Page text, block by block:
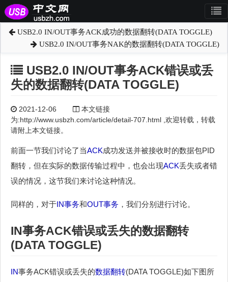
USB2.0 IN/OUT事务ACK成功的数据翻转(DATA TOGGLE)
USB2.0 IN/OUT事务NAK的数据翻转(DATA TOGGLE)
USB2.0 IN/OUT事务ACK错误或丢
失的数据翻转(DATA TOGGLE)
2021-12-06
本文链接
为:http://www.usbzh.com/article/detail-707.html ,欢迎转载，转载
请附上本文链接。
前面一节我们讨论了当ACK成功发送并被接收时的数据包PID
翻转，但在实际的数据传输过程中，也会出现ACK丢失或者错
误的情况，这节我们来讨论这种情况。
同样的，对于IN事务和OUT事务 ，我们分别进行讨论。
IN事务ACK错误或丢失的数据翻转
(DATA TOGGLE)
IN事务ACK错误或丢失的数据翻转(DATA TOGGLE)如下图所